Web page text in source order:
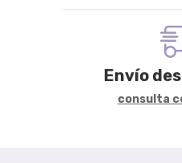
Envío
consulta